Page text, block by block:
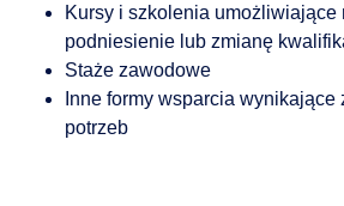
CZYSTE POWIETRZE
EWIDENCJA EMISYJNOŚCI
Kursy i szkolenia umożliwiające
podniesienie lub zmianę
Staże zawodowe
Inne formy wsparcia
potrzeb